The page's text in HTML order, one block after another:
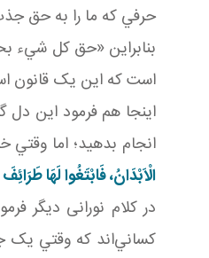
حرفي که ما را به حق
بنابراين «حق کل شيء
است که اين يک قانون
اينجا هم فرمود اين
انجام بدهيد؛ اما
الْاَبْدَانُ، فَابْتَغُوا لَهَا
در کلام نورانی ديگر
کساني‌اند که وقتي يک